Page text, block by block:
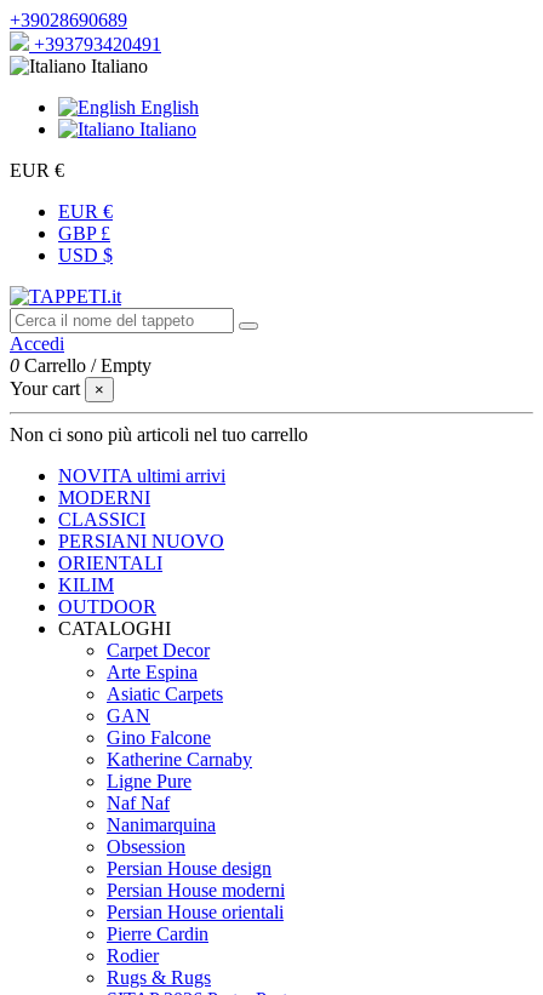
+39028690689
+393793420491
Italiano
English
Italiano
EUR €
EUR €
GBP £
USD $
Accedi
0 Carrello /Empty
Your cart
×
Non ci sono più articoli nel tuo carrello
NOVITA ultimi arrivi
MODERNI
CLASSICI
PERSIANI NUOVO
ORIENTALI
KILIM
OUTDOOR
CATALOGHI
Carpet Decor
Arte Espina
Asiatic Carpets
GAN
Gino Falcone
Katherine Carnaby
Ligne Pure
Naf Naf
Nanimarquina
Obsession
Persian House design
Persian House moderni
Persian House orientali
Pierre Cardin
Rodier
Rugs & Rugs